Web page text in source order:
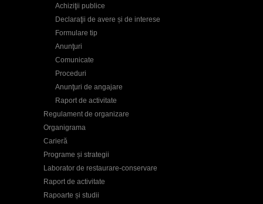
Achiziţii publice
Declaraţii de avere și de interese
Formulare tip
Anunţuri
Comunicate
Proceduri
Anunţuri de angajare
Raport de activitate
Regulament de organizare
Organigrama
Carieră
Programe și strategii
Laborator de restaurare-conservare
Raport de activitate
Rapoarte și studii